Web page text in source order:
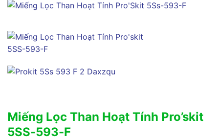
Miếng Lọc Than Hoạt Tính Pro’skit
5SS-593-F